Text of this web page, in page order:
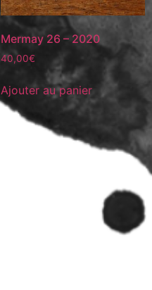
Mermay 26 – 2020
40,00€
Ajouter au panier